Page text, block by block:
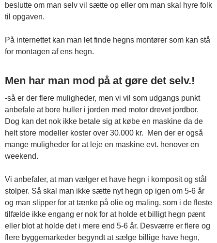
beslutte om man selv vil sætte op eller om man skal hyre folk
til opgaven.
På internettet kan man let finde hegns montører som kan stå
for montagen af ens hegn.
Men har man mod på at gøre det selv.!
-så er der flere muligheder, men vi vil som udgangs punkt
anbefale at bore huller i jorden med motor drevet jordbor.
Dog kan det nok ikke betale sig at købe en maskine da de
helt store modeller koster over 30.000 kr. Men der er også
mange muligheder for at leje en maskine evt. henover en
weekend.
Vi anbefaler, at man vælger et have hegn i komposit og stål
stolper. Så skal man ikke sætte nyt hegn op igen om 5-6 år
og man slipper for at tænke på olie og maling, som i de fleste
tilfælde ikke engang er nok for at holde et billigt hegn pænt
eller blot at holde det i mere end 5-6 år. Desværre er flere og
flere byggemarkeder begyndt at sælge billige have hegn,